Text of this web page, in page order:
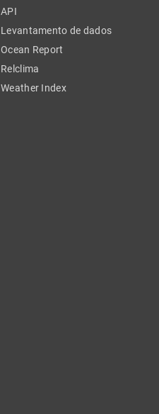
API
Levantamento de dados
Ocean Report
Relclima
Weather Index